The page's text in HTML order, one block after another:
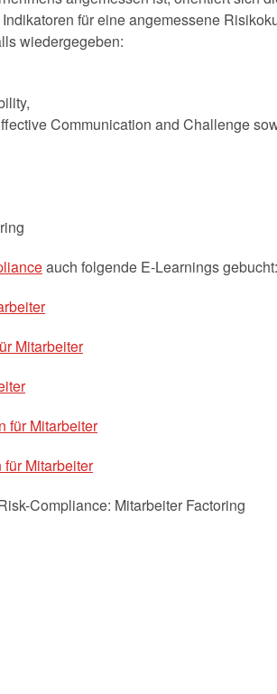
für eine angemessene
wiedergegeben:
Communication and Challenge
auch folgende E-Learnings gebucht:
Mitarbeiter
für Mitarbeiter
Mitarbeiter
Compliance: Mitarbeiter Factoring